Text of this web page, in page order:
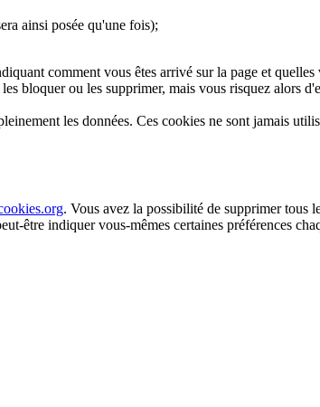
ainsi posée qu'une fois);
comment vous êtes arrivé sur la page et
bloquer ou les supprimer, mais vous risquez alors
les données. Ces cookies ne sont jamais
. Vous avez la possibilité de supprimer tous
être indiquer vous-mêmes certaines préférences